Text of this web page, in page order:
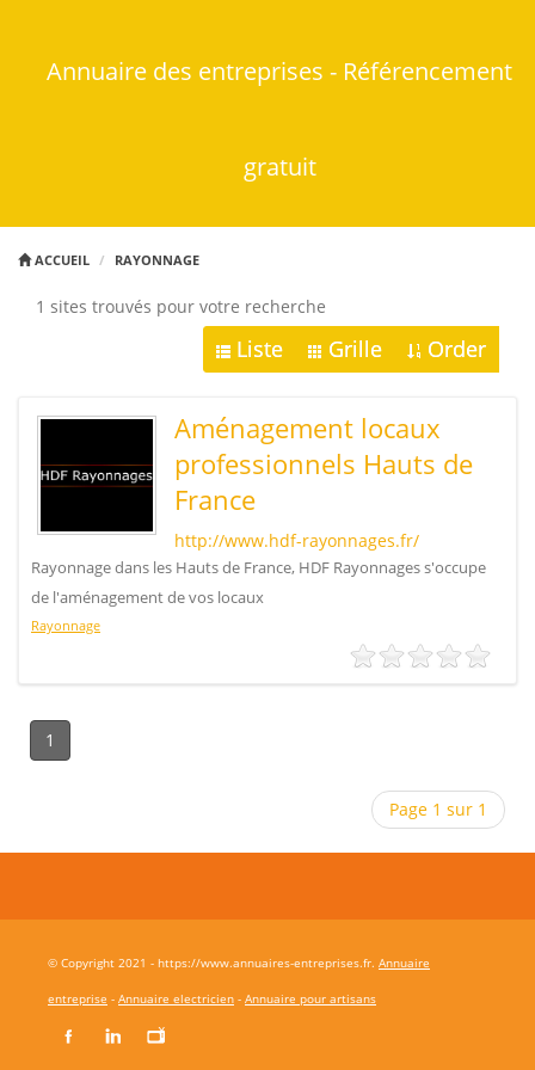
Annuaire des entreprises - Référencement
gratuit
ACCUEIL RAYONNAGE
1 sites trouvés pour votre recherche
Liste Grille Order
Aménagement locaux
professionnels Hauts de
France
http://www.hdf-rayonnages.fr/
Rayonnage dans les Hauts de France, HDF Rayonnages s'occupe
de l'aménagement de vos locaux
Rayonnage
1
Page 1 sur 1
© Copyright 2021 - https://www.annuaires-entreprises.fr. Annuaire
entreprise - Annuaire electricien - Annuaire pour artisans